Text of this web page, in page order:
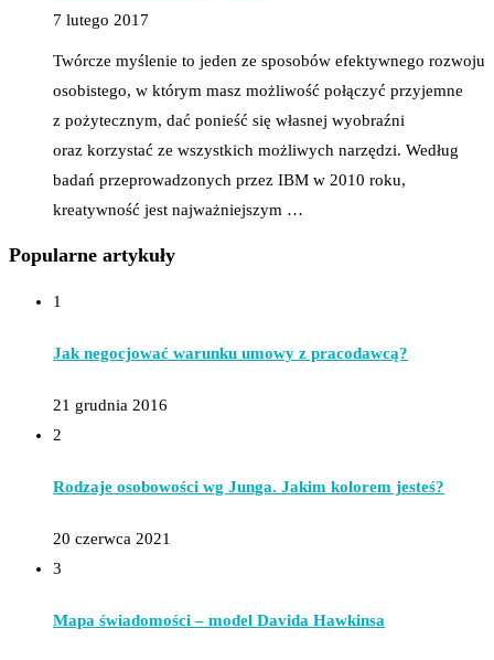
7 lutego 2017
Twórcze myślenie to jeden ze sposobów efektywnego rozwoju
osobistego, w którym masz możliwość połączyć przyjemne
z pożytecznym, dać ponieść się własnej wyobraźni
oraz korzystać ze wszystkich możliwych narzędzi. Według
badań przeprowadzonych przez IBM w 2010 roku,
kreatywność jest najważniejszym …
Popularne artykuły
1
Jak negocjować warunku umowy z pracodawcą?
21 grudnia 2016
2
Rodzaje osobowości wg Junga. Jakim kolorem jesteś?
20 czerwca 2021
3
Mapa świadomości – model Davida Hawkinsa